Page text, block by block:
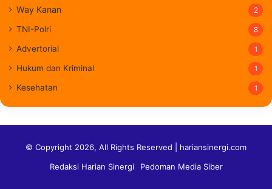
Way Kanan 2
TNI-Polri 8
Advertorial 1
Hukum dan Kriminal 1
Kesehatan 1
© Copyright 2026, All Rights Reserved | hariansinergi.com
Redaksi Harian Sinergi
Pedoman Media Siber